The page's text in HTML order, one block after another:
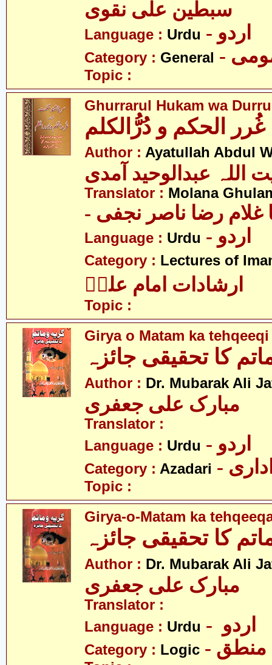
سبطین علی نقوی
Language : Urdu - اردو
Category : General
Topic :
Ghurrarul Hukam wa
غُرر الحکم و دُرُّالکلم
Author : Ayatullah Abdul
اللہ عبدالوحید آمدی
Translator : Molana
غلام رضا ناصر نجفی
Language : Urdu - اردو
Category : Lectures of
ارشادات امام علیؑ
Topic :
Girya o Matam ka tehqeeqi
کا تحقیقی جائزہ
Author : Dr. Mubarak Ali
مبارک علی جعفری
Translator :
Language : Urdu - اردو
Category : Azadari
Topic :
Girya-o-Matam ka
Author : Dr. Mubarak Ali
مبارک علی جعفری
Translator :
Language : Urdu
Category : Logic - منطق